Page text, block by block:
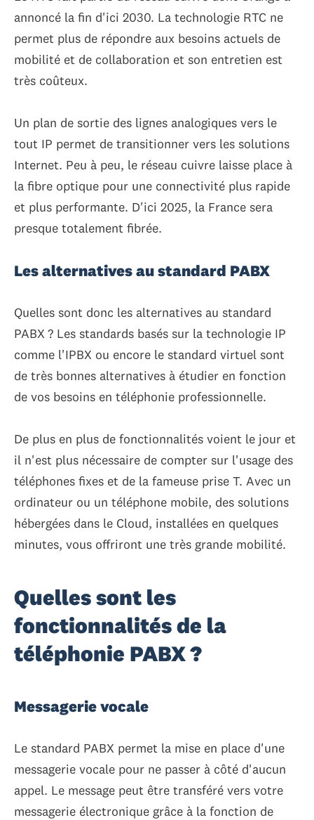
annoncé la fin d'ici 2030. La technologie RTC ne
permet plus de répondre aux besoins actuels de
mobilité et de collaboration et son entretien est
très coûteux.
Un plan de sortie des lignes analogiques vers le
tout IP permet de transitionner vers les solutions
Internet. Peu à peu, le réseau cuivre laisse place à
la fibre optique pour une connectivité plus rapide
et plus performante. D'ici 2025, la France sera
presque totalement fibrée.
Les alternatives au standard PABX
Quelles sont donc les alternatives au standard
PABX ? Les standards basés sur la technologie IP
comme l'IPBX ou encore le standard virtuel sont
de très bonnes alternatives à étudier en fonction
de vos besoins en téléphonie professionnelle.
De plus en plus de fonctionnalités voient le jour et
il n'est plus nécessaire de compter sur l'usage des
téléphones fixes et de la fameuse prise T. Avec un
ordinateur ou un téléphone mobile, des solutions
hébergées dans le Cloud, installées en quelques
minutes, vous offriront une très grande mobilité.
Quelles sont les
fonctionnalités de la
téléphonie PABX ?
Messagerie vocale
Le standard PABX permet la mise en place d'une
messagerie vocale pour ne passer à côté d'aucun
appel. Le message peut être transféré vers votre
messagerie électronique grâce à la fonction de